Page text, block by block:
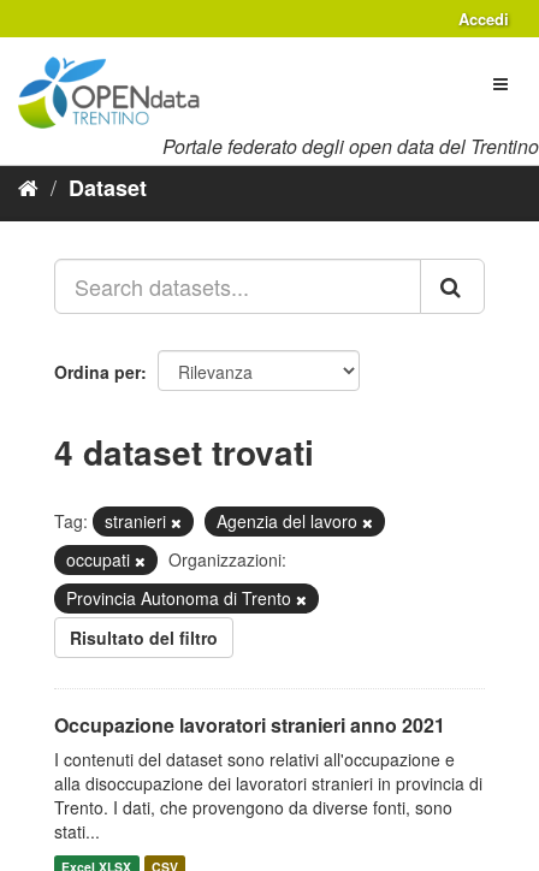
al
contenuto
Accedi
Portale federato degli open data del Trentino
Dataset
Ordina per
4 dataset trovati
Tag: stranieri
Agenzia del lavoro
occupati
Organizzazioni:
Provincia Autonoma di Trento
Risultato del filtro
Occupazione lavoratori stranieri anno 2021
I contenuti del dataset sono relativi all'occupazione e
alla disoccupazione dei lavoratori stranieri in provincia di
Trento. I dati, che provengono da diverse fonti, sono
stati...
Excel XLSX CSV